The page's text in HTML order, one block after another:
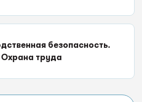
безопасность.
Охрана труда